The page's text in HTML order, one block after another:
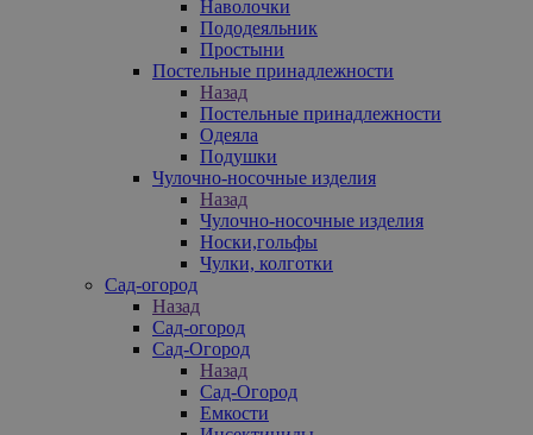
Наволочки
Пододеяльник
Простыни
Постельные принадлежности
Назад
Постельные принадлежности
Одеяла
Подушки
Чулочно-носочные изделия
Назад
Чулочно-носочные изделия
Носки,гольфы
Чулки, колготки
Сад-огород
Назад
Сад-огород
Сад-Огород
Назад
Сад-Огород
Емкости